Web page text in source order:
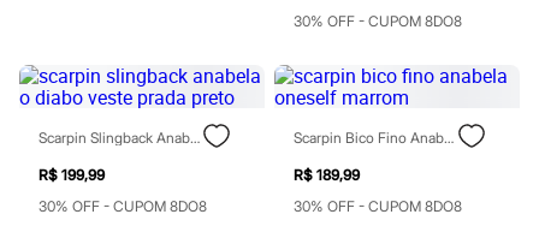
Saídas de praia
Personagens
Plus size
Calças
Casacos e Jaquetas
Jeans
Moda esportiva
30% OFF - CUPOM 8DO8
Scarpin Slingback Anabela O Diabo Veste Prada Preto
R$ 199,99
30% OFF - CUPOM 8DO8
Scarpin Bico Fino Anabela Oneself Marrom
R$ 189,99
30% OFF - CUPOM 8DO8